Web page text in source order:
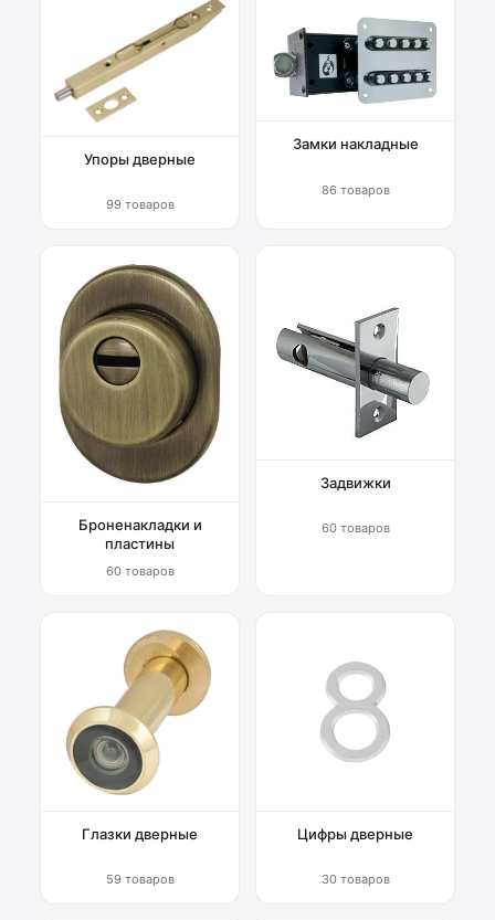
Упоры дверные
99 товаров
Замки накладные
86 товаров
Броненакладки и
пластины
60 товаров
Задвижки
60 товаров
Глазки дверные
59 товаров
Цифры дверные
30 товаров